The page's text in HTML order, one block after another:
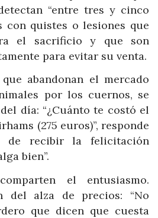
“entre tres y cinco
con quistes o lesiones que
el sacrificio y que son
para evitar su venta.
abandonan el mercado
por los cuernos, se
día: “¿Cuánto te costó el
(275 euros)”, responde
de recibir la felicitación
bien”.
el entusiasmo.
del alza de precios: “No
que dicen que cuesta